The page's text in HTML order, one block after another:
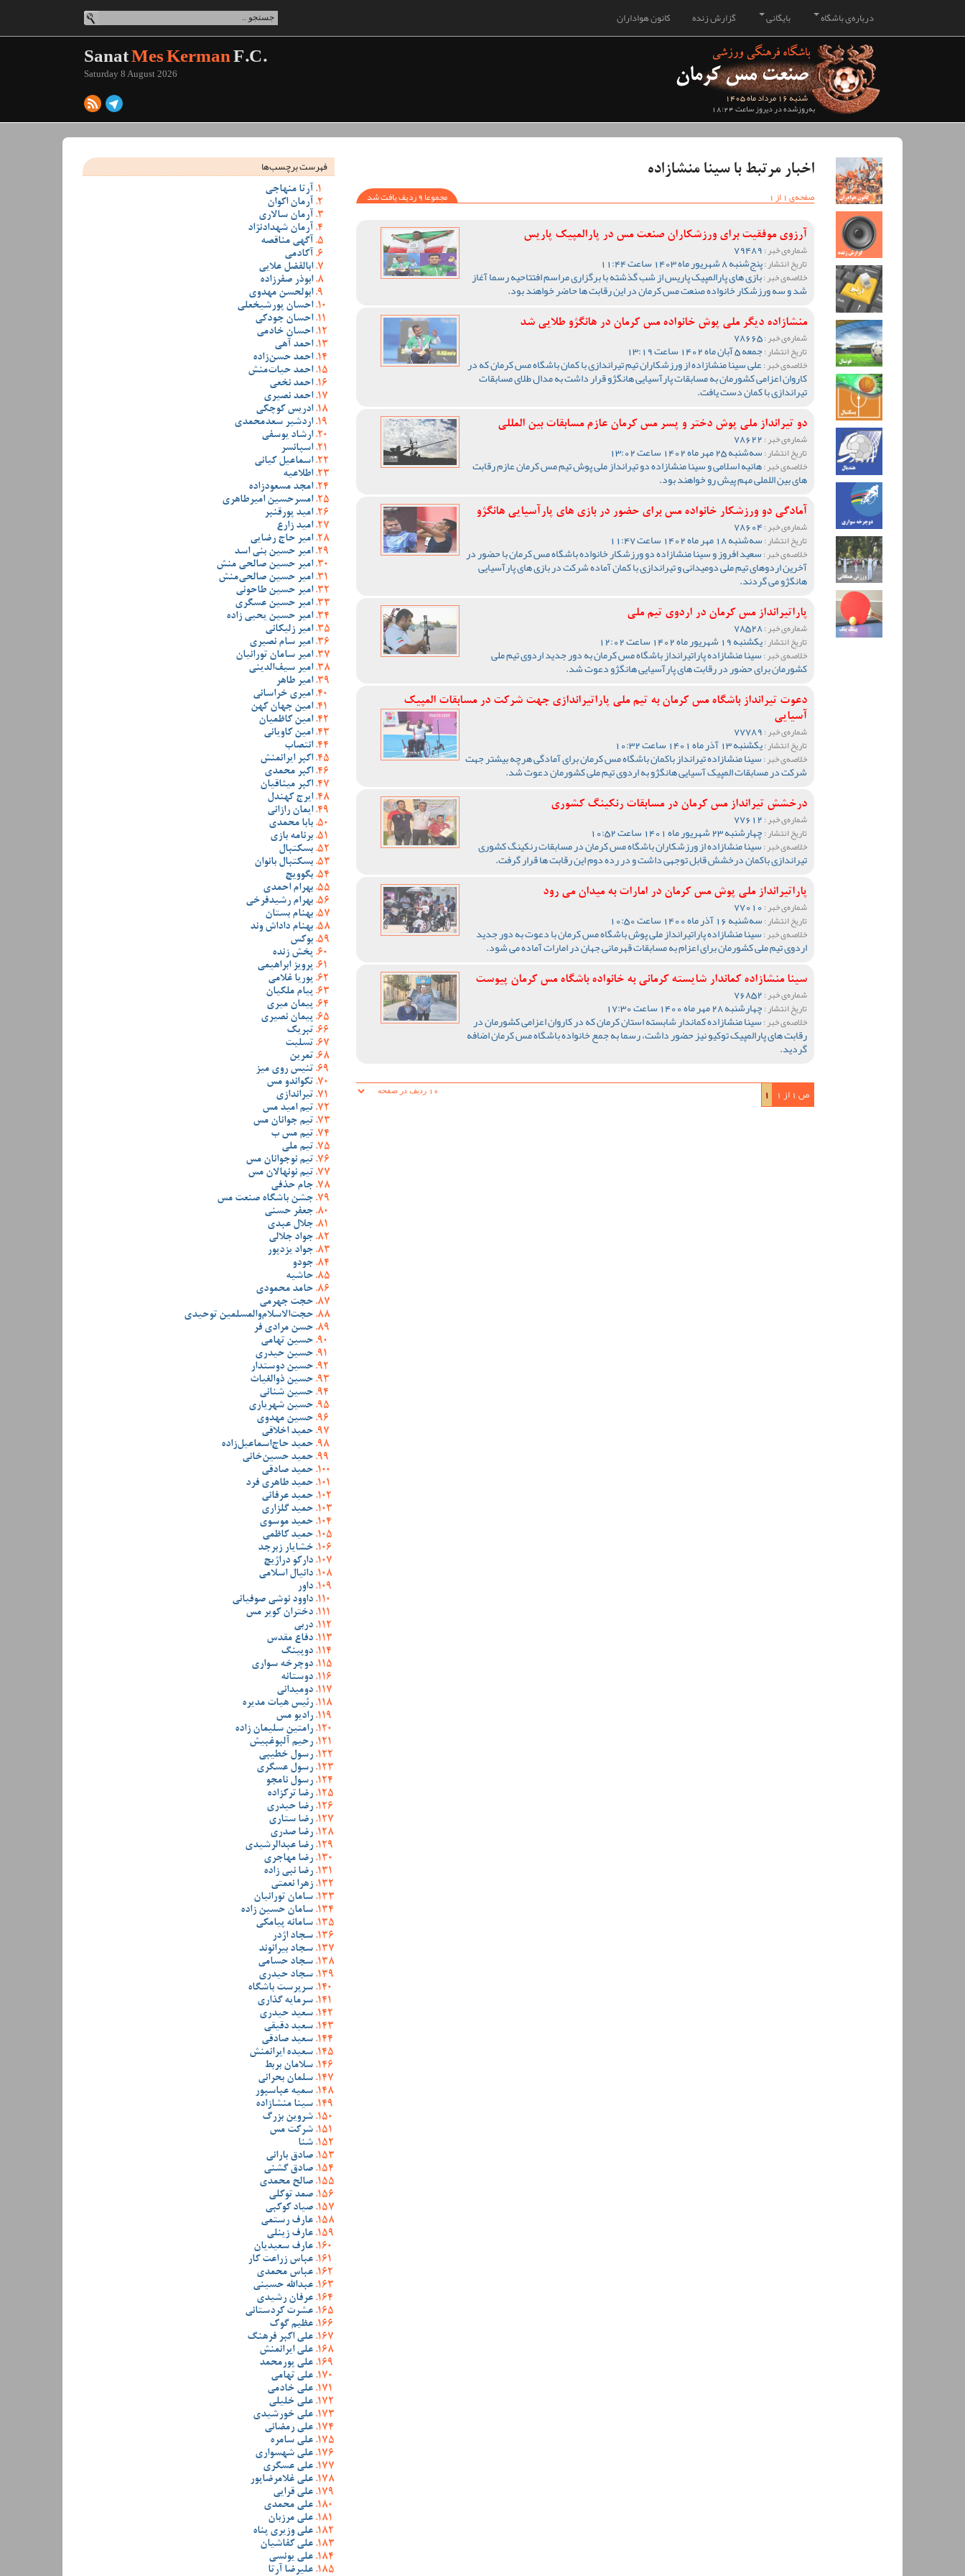
کانون هواداران گزارش زنده بایگانی درباره‌ی باشگاه
شنبه 16 مرداد ماه 1405
به‌روزشده در دیروز ساعت 18:24
SanatMes KermanF.C.
Saturday 8 August 2026
اخبار مرتبط با سینا منشازاده
صفحه‌ی 1 از 1
مجموعا 9 ردیف یافت شد
آرزوی موفقیت برای ورزشکاران صنعت مس در پارالمپیک پاریس
شماره‌ی خبر :
تاریخ انتشار :پنج‌شنبه 8 شهریور ماه 1403 ساعت 11:44
خلاصه‌ی خبر :بازی های پارالمپیک پاریس از شب گذشته با برگزاری مراسم افتتاحیه رسما آغاز
شد و سه ورزشکار خانواده صنعت مس کرمان در این رقابت ها حاضر خواهند بود.
منشازاده دیگر ملی پوش خانواده مس کرمان در هانگژو طلایی شد
شماره‌ی خبر :78665
تاریخ انتشار :جمعه 5 آبان ماه 1402 ساعت 13:19
خلاصه‌ی خبر :علی سینا منشازاده از ورزشکاران تیم تیراندازی با کمان باشگاه مس کرمان که در
کاروان اعزامی کشورمان به مسابقات پارآسیایی هانگژو قرار داشت به مدال طلای مسابقات
تیراندازی با کمان دست یافت.
دو تیرانداز ملی پوش دختر و پسر مس کرمان عازم مسابقات بین المللی
شماره‌ی خبر :
تاریخ انتشار :سه‌شنبه 25 مهر ماه 1402 ساعت 13:02
خلاصه‌ی خبر :هانیه اسلامی و سینا منشازاده دو تیرانداز ملی پوش تیم مس کرمان عازم رقابت
های بین اللملی مهم پیش رو خواهند بود.
آمادگی دو ورزشکار خانواده مس برای حضور در بازی های پارآسیایی هانگژو
شماره‌ی خبر :78604
تاریخ انتشار :سه‌شنبه 18 مهر ماه 1402 ساعت 11:47
خلاصه‌ی خبر :سعید افروز و سینا منشازاده دو ورزشکار خانواده باشگاه مس کرمان با حضور در
آخرین اردوهای تیم ملی دومیدانی و تیراندازی با کمان آماده شرکت در بازی های پارآسیایی
هانگژو می گردند.
پاراتیرانداز مس کرمان در اردوی تیم ملی
شماره‌ی خبر :78528
تاریخ انتشار :یکشنبه 19 شهریور ماه 1402 ساعت 12:02
خلاصه‌ی خبر :سینا منشازاده پاراتیرانداز باشگاه مس کرمان به دور جدید اردوی تیم ملی
کشورمان برای حضور در رقابت های پارآسیایی هانگژو دعوت شد.
دعوت تیرانداز باشگاه مس کرمان به تیم ملی پاراتیراندازی جهت شرکت در مسابقات المپیک
آسیایی
شماره‌ی خبر :
تاریخ انتشار :یکشنبه 13 آذر ماه 1401 ساعت 10:32
خلاصه‌ی خبر :سینا منشازاده تیرانداز باکمان باشگاه مس کرمان برای آمادگی هرچه بیشتر جهت
شرکت در مسابقات المپیک آسیایی هانگژو به اردوی تیم ملی کشورمان دعوت شد.
درخشش تیرانداز مس کرمان در مسابقات رنکینگ کشوری
شماره‌ی خبر :
تاریخ انتشار :چهارشنبه 23 شهریور ماه 1401 ساعت 10:52
خلاصه‌ی خبر :سینا منشازاده از ورزشکاران باشگاه مس کرمان در مسابقات رنکینگ کشوری
تیراندازی باکمان درخشش قابل توجهی داشت و در رده دوم این رقابت ها قرار گرفت.
پاراتیرانداز ملی پوش مس کرمان در امارات به میدان می رود
شماره‌ی خبر :
تاریخ انتشار :سه‌شنبه 16 آذر ماه 1400 ساعت 10:50
خلاصه‌ی خبر :سینا منشازاده پاراتیرانداز ملی پوش باشگاه مس کرمان با دعوت به دور جدید
اردوی تیم ملی کشورمان برای اعزام به مسابقات قهرمانی جهان در امارات آماده می شود.
سینا منشازاده کماندار شایسته کرمانی به خانواده باشگاه مس کرمان پیوست
شماره‌ی خبر :
تاریخ انتشار :چهارشنبه 28 مهر ماه 1400 ساعت 17:30
خلاصه‌ی خبر :سینا منشازاده کماندار شابسته استان کرمان که در کاروان اعزامی کشورمان در
رقابت های پارالمپیک توکیو نیز حضور داشت، رسما به جمع خانواده باشگاه مس کرمان اضافه
گردید.
ص 1 از 1 1
فهرست برچسب‌ها
آرتا منهاجی
آرمان اکوان
آرمان سالاری
آرمان شهدادنژاد
آگهی مناقصه
آکادمی
ابالفضل علایی
ابوذر صفرزاده
ابولحسن مهدوی
احسان پورشیخعلی
احسان جودکی
احسان خادمی
احمد آهی
احمد حسن‌زاده
احمد حیات‌منش
احمد نخعی
احمد نصیری
ادریس کوچکی
اردشیر سعدمحمدی
ارشاد یوسفی
اسپانسر
اسماعیل کیانی
اطلاعیه
امجد مسعودزاده
امسرحسین امیرطاهری
امید پورقنبر
امید زارع
امیر حاج رضایی
امیر حسین بنی اسد
امیر حسین صالحی منش
امیر حسین صالحی‌منش
امیر حسین طاحونی
امیر حسین عسگری
امیر حسین یحیی زاده
امیر زلیکانی
امیر سام نصیری
امیر سامان تورانیان
امیر سیف‌الدینی
امیر طاهر
امیری خراسانی
امین جهان کهن
امین کاظمیان
امین کاویانی
انتصاب
اکبر ایرانمنش
اکبر محمدی
اکبر میثاقیان
ایرج کهندل
ایمان رازانی
بابا محمدی
برنامه بازی
بسکتبال
بسکتبال بانوان
بگوویچ
بهرام احمدی
بهرام رشیدفرخی
بهنام بستان
بهنام داداش وند
بوکس
پخش زنده
پرویز ابراهیمی
پوریا غلامی
پیام ملکیان
پیمان میری
پیمان نصیری
تبریک
تسلیت
تمرین
تنیس روی میز
تکواندو مس
تیراندازی
تیم امید مس
تیم جوانان مس
تیم مس ب
تیم ملی
تیم نوجوانان مس
تیم نونهالان مس
جام حذفی
جشن باشگاه صنعت مس
جعفر حسنی
جلال عبدی
جواد جلالی
جواد یزدپور
جودو
حاشیه
حامد محمودی
حجت جهرمی
حجت‌الاسلام‌والمسلمین توحیدی
حسن مرادی فر
حسین تهامی
حسین حیدری
حسین دوستدار
حسین ذوالغیاث
حسین شنانی
حسین شهریاری
حسین مهدوی
حمید اخلاقی
حمید حاج‌اسماعیل‌زاده
حمید حسین‌خانی
حمید صادقی
حمید طاهری فرد
حمید عرفانی
حمید گلزاری
حمید موسوی
حمید کاظمی
خشایار زبرجد
دارکو دراژیچ
دانیال اسلامی
داور
داوود نوشی صوفیانی
دختران کویر مس
دربی
دفاع مقدس
دوپینگ
دوچرخه سواری
دوستانه
دومیدانی
رئیس هیات مدیره
رادیو مس
رامتین سلیمان زاده
رحیم آلبوغبیش
رسول خطیبی
رسول عسگری
رسول نامجو
رضا ترکزاده
رضا حیدری
رضا ستاری
رضا صدری
رضا عبدالرشیدی
رضا مهاجری
رضا نبی زاده
زهرا نعمتی
سامان تورانیان
سامان حسین زاده
سامانه پیامکی
سجاد اژدر
سجاد بیرانوند
سجاد حسامی
سجاد حیدری
سرپرست باشگاه
سرمایه گذاری
سعید حیدری
سعید دقیقی
سعید صادقی
سعیده ایرانمنش
سلامان بربط
سلمان بحرانی
سمیه عباسپور
سینا منشازاده
شروین بزرگ
شرکت مس
شنا
صادق بارانی
صادق گشنی
صالح محمدی
صمد توکلی
صیاد کوکبی
عارف رستمی
عارف زینلی
عارف سعیدیان
عباس زراعت کار
عباس محمدی
عبدالله حسینی
عرفان رشیدی
عشرت کردستانی
عظیم گوک
علی اکبر فرهنگ
علی ایرانمنش
علی پورمحمد
علی تهامی
علی خادمی
علی خلیلی
علی خورشیدی
علی رمضانی
علی سامره
علی شهسواری
علی عسگری
علی غلامرضاپور
علی قرایی
علی محمدی
علی مرزبان
علی وزیری پناه
علی کفاشیان
علی یونسی
علیرضا آرتا